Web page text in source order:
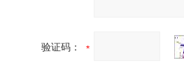
验证码：